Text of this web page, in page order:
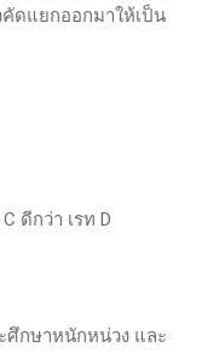
ดแยกออกมาให้เป็น
ดีกว่า เรท D
ศึกษาหนักหน่วง และ